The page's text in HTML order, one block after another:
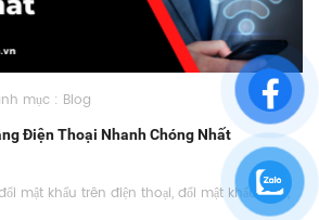
mục : Blog
Điện Thoại Nhanh Chóng Nhất
mật khẩu trên điện thoại, đổi mật khẩu WiFi,